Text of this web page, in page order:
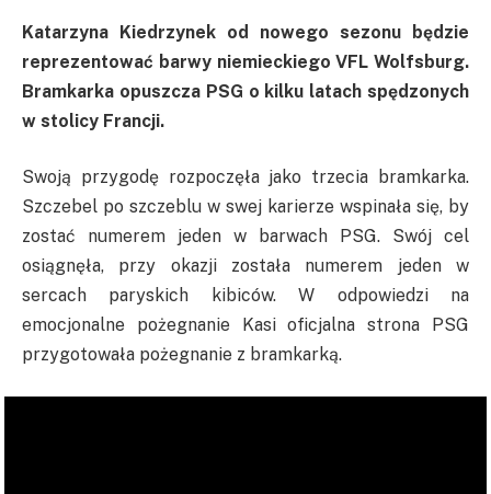
Katarzyna Kiedrzynek od nowego sezonu będzie
reprezentować barwy niemieckiego VFL Wolfsburg.
Bramkarka opuszcza PSG o kilku latach spędzonych
w stolicy Francji.
Swoją przygodę rozpoczęła jako trzecia bramkarka.
Szczebel po szczeblu w swej karierze wspinała się, by
zostać numerem jeden w barwach
PSG. Swój cel
osiągnęła, przy okazji została numerem jeden w
sercach paryskich kibiców.W odpowiedzi na
emocjonalne pożegnanie Kasi oficjalna strona
PSG
przygotowała pożegnanie z bramkarką.